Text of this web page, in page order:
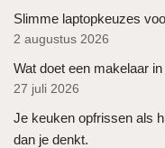
Slimme laptopkeuzes
2 augustus 2026
Wat doet een makelaar
27 juli 2026
Je keuken opfrissen als
dan je denkt.